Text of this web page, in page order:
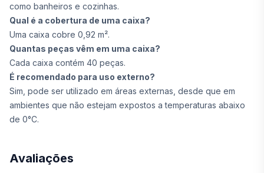
como banheiros e cozinhas.
Qual é a cobertura de uma caixa?
Uma caixa cobre 0,92 m².
Quantas peças vêm em uma caixa?
Cada caixa contém 40 peças.
É recomendado para uso externo?
Sim, pode ser utilizado em áreas externas, desde que em
ambientes que não estejam expostos a temperaturas abaixo
de 0°C.
Avaliações